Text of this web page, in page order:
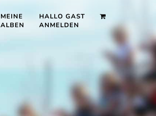
MEINE
ALBEN
HALLO GAST
ANMELDEN